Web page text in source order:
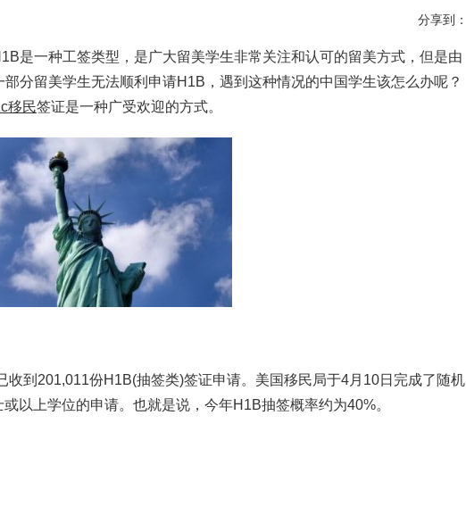
分享到：
是一种工签类型，是广大留美学生非常关注和认可的留美方式，但是由
分留美学生无法顺利申请H1B，遇到这种情况的中国学生该怎么办呢？
移民签证是一种广受欢迎的方式。
到201,011份H1B(抽签类)签证申请。美国移民局于4月10日完成了随机
以上学位的申请。也就是说，今年H1B抽签概率约为40%。